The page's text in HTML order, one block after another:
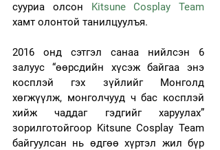
сууриа олсон Kitsune Cosplay Team
хамт олонтой танилцуулъя.
2016 онд сэтгэл санаа нийлсэн 6
залуус “өөрсдийн хүсэж байгаа энэ
косплэй гэх зүйлийг Монголд
хөгжүүлж, монголчууд ч бас косплэй
хийж чаддаг гэдгийг харуулах”
зорилготойгоор Kitsune Cosplay Team
байгуулсан нь өдгөө хүртэл жил бүр